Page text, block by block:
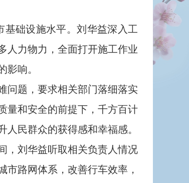
础设施水平。刘华益深入工
人力物力，全面打开施工作业
响。
题，要求相关部门落细落实
量和安全的前提下，千方百计
民群众的获得感和幸福感。
刘华益听取相关负责人情况
路网体系，改善行车效率，